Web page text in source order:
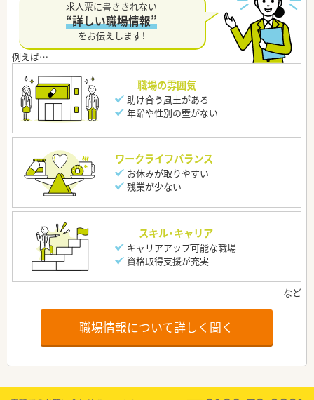
求人票に書ききれない
“詳しい職場情報”
をお伝えします！
職場の雰囲気
助け合う風土がある
年齢や性別の壁がない
ワークライフバランス
お休みが取りやすい
残業が少ない
スキル・キャリア
キャリアアップ可能な職場
資格取得支援が充実
職場情報について詳しく聞く